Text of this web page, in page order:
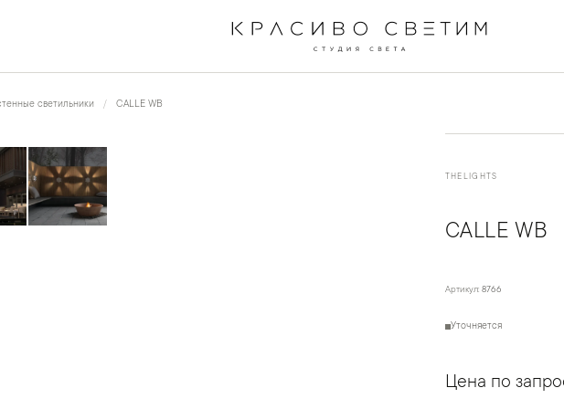
светильники CALLE WB
THELIGHTS
CALLE WB
Артикул: 8766
Уточняется
Цена по